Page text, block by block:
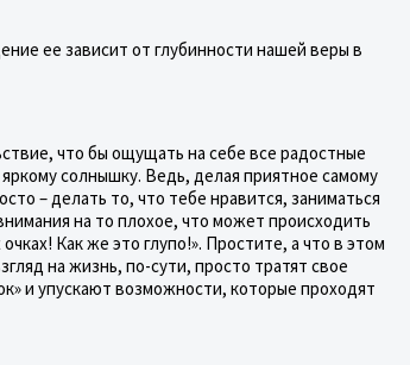
ее зависит от глубинности нашей веры в
что бы ощущать на себе все радостные
солнышку. Ведь, делая приятное самому
– делать то, что тебе нравится, заниматься
на то плохое, что может происходить
Как же это глупо!». Простите, а что в этом
на жизнь, по-сути, просто тратят свое
и упускают возможности, которые проходят